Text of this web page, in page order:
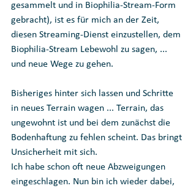
gesammelt und in Biophilia-Stream-Form
gebracht), ist es für mich an der Zeit,
diesen Streaming-Dienst einzustellen, dem
Biophilia-Stream Lebewohl zu sagen, ...
und neue Wege zu gehen.
Bisheriges hinter sich lassen und Schritte
in neues Terrain wagen ... Terrain, das
ungewohnt ist und bei dem zunächst die
Bodenhaftung zu fehlen scheint. Das bringt
Unsicherheit mit sich.
Ich habe schon oft neue Abzweigungen
eingeschlagen. Nun bin ich wieder dabei,